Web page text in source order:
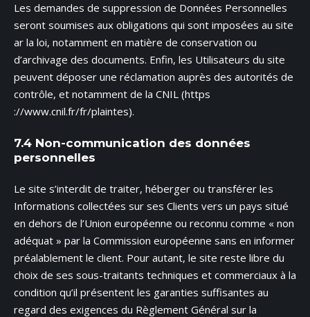
Les demandes de suppression de Données Personnelles
seront soumises aux obligations qui sont imposées au site
ar la loi, notamment en matière de conservation ou
d’archivage des documents. Enfin, les Utilisateurs du site
peuvent déposer une réclamation auprès des autorités de
contrôle, et notamment de la CNIL (https
://www.cnil.fr/fr/plaintes).
7.4 Non-communication des données
personnelles
Le site s’interdit de traiter, héberger ou transférer les
Informations collectées sur ses Clients vers un pays situé
en dehors de l’Union européenne ou reconnu comme « non
adéquat » par la Commission européenne sans en informer
préalablement le client. Pour autant, le site reste libre du
choix de ses sous-traitants techniques et commerciaux à la
condition qu’il présentent les garanties suffisantes au
regard des exigences du Règlement Général sur la